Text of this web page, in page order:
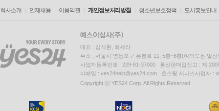
회사소개 인재채용 이용약관 개인정보처리방침 청소년보호정책 도서홍보안내
대표 : 김석환, 최세라
주소 : 서울시 영등포구 은행로 11, 5층~6층(여의도동,일신
사업자등록번호 : 229-81-37000 통신판매업신고 : 제
이메일 : yes24help@yes24.com 호스팅 서비스사업자 :
Copyright ⓒ YES24 Corp. All Rights Reserved.